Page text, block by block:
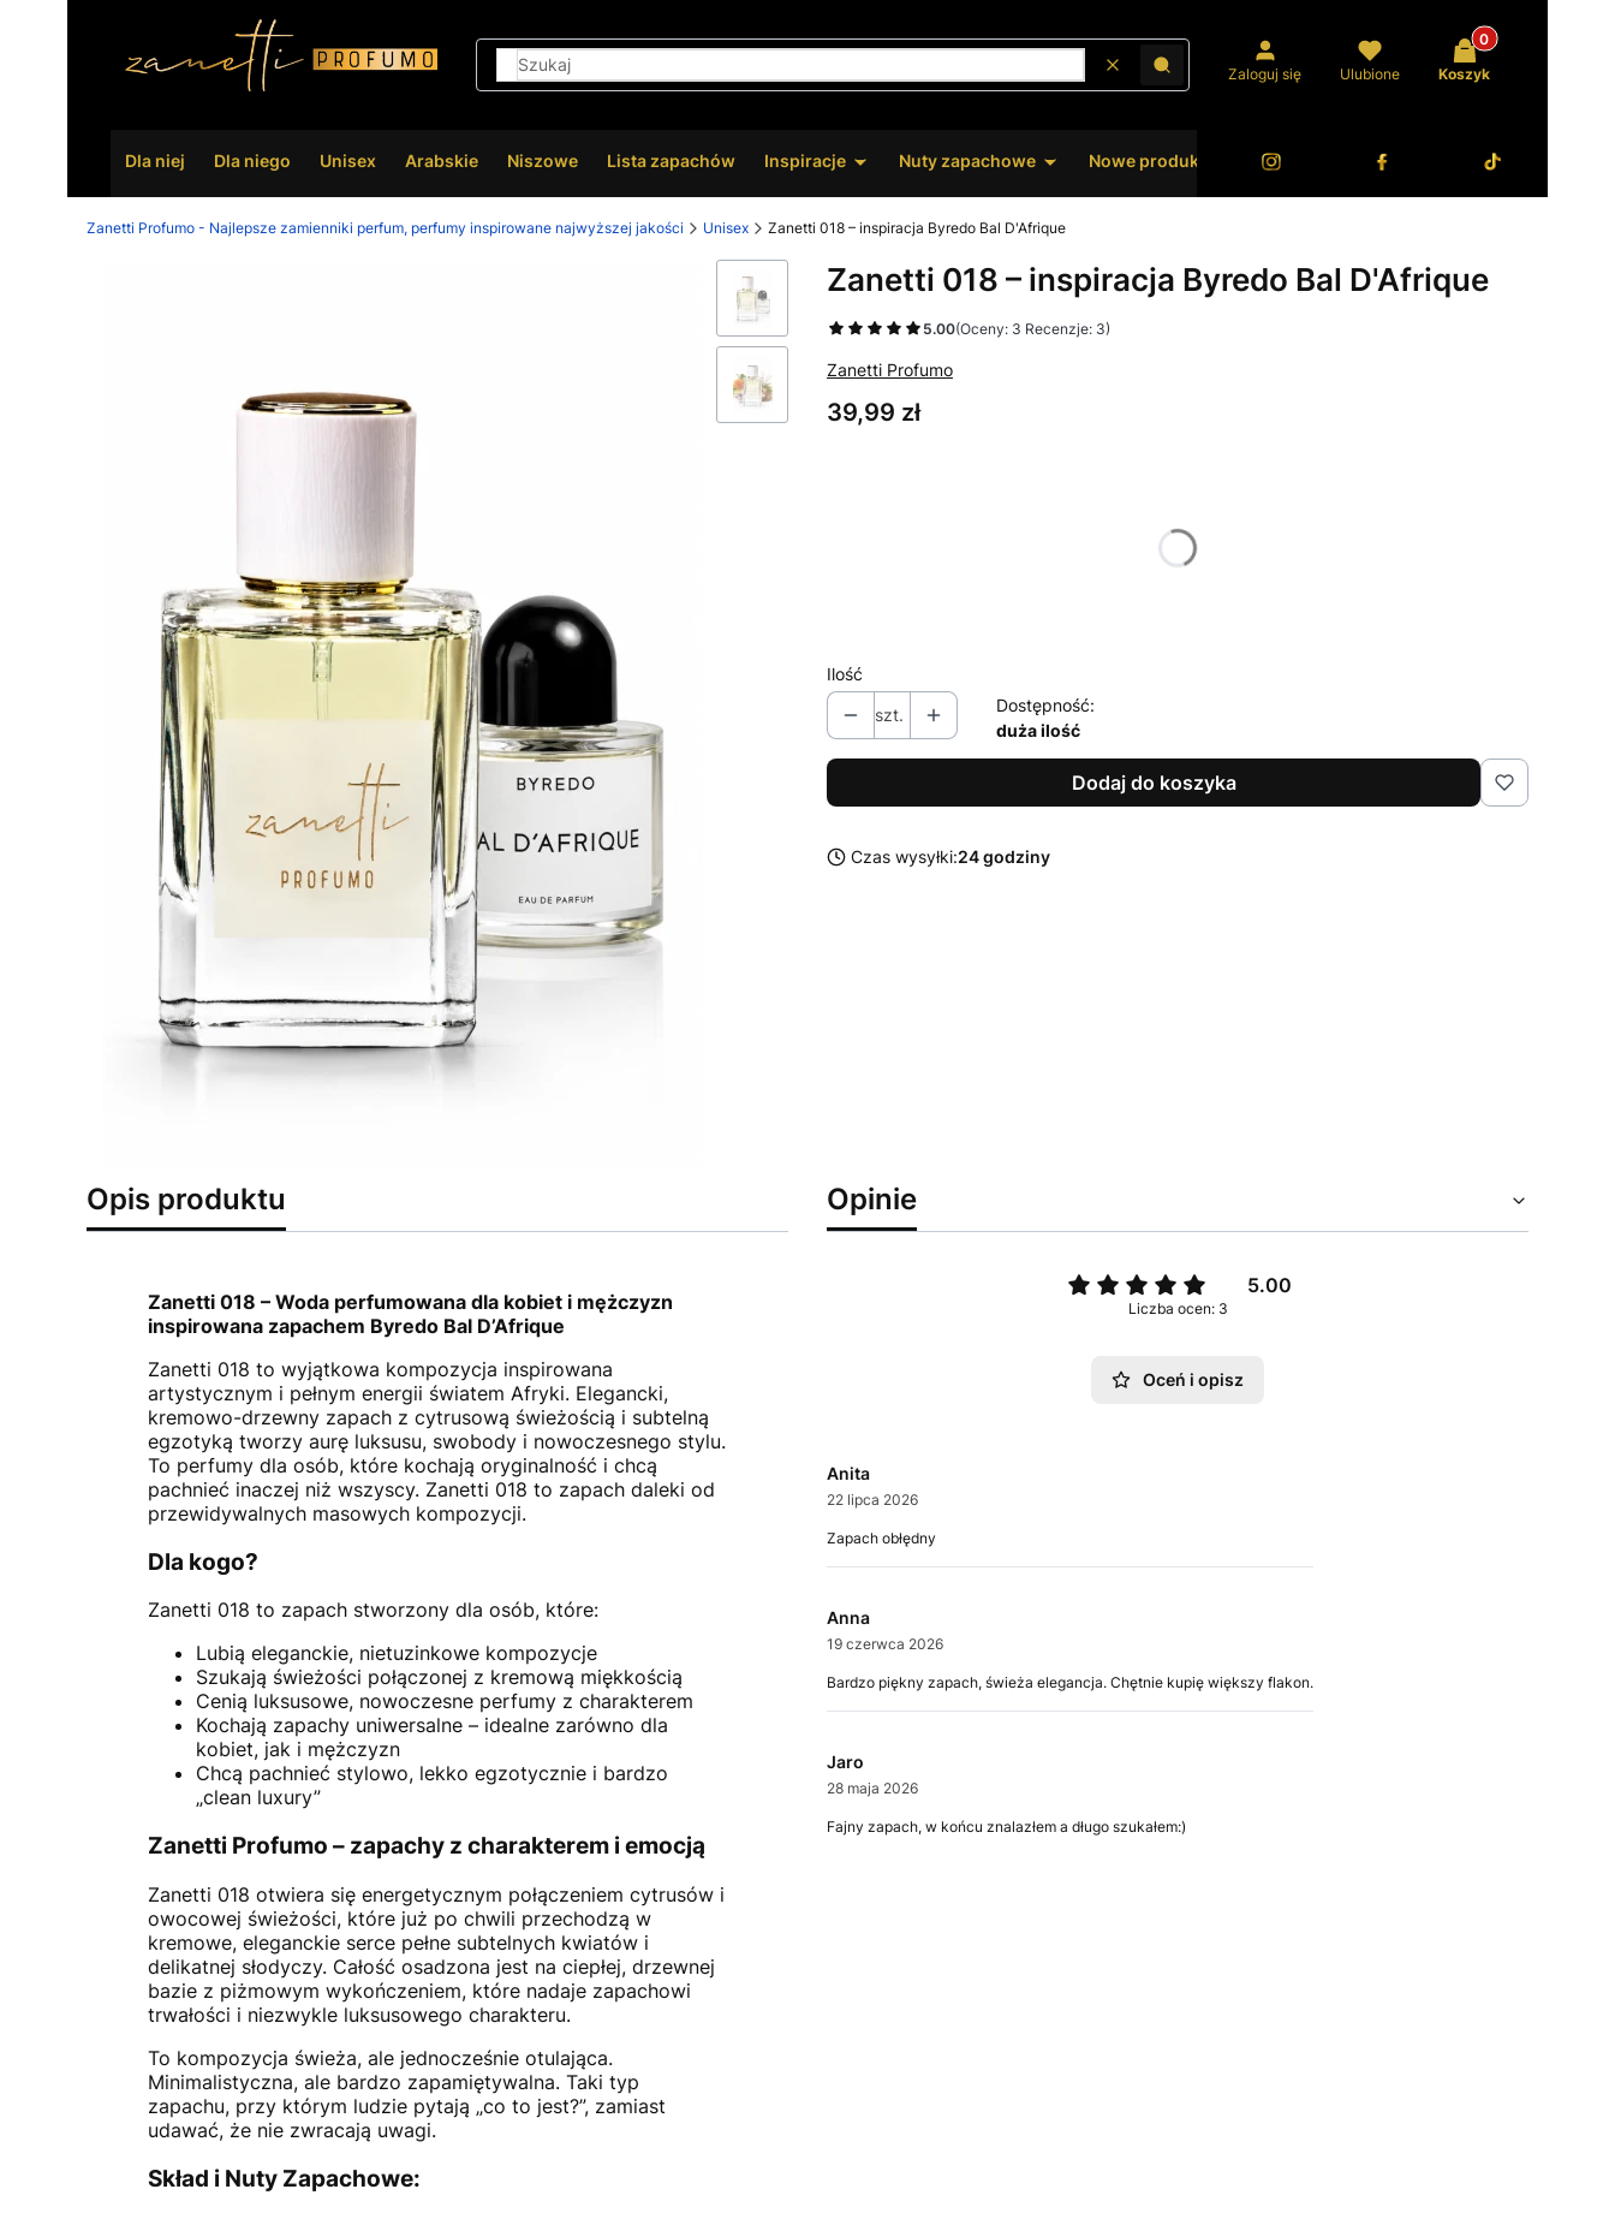
WyczyśćSzukaj Zaloguj się Ulubione
Produkty w
Koszyk
Dla niej Dla niego Unisex Arabskie Niszowe Lista zapachów Inspiracje Nuty zapachowe Nowe produkty Bestsellery
Zanetti Profumo - Najlepsze zamienniki perfum, perfumy inspirowane najwyższej jakości Unisex Zanetti 018 – inspiracja Byredo Bal D'Afrique
Zanetti 018 – inspiracja Byredo Bal D'Afrique
5.00(Oceny: 3 Recenzje: 3)
Zanetti Profumo
Cena
39,99 zł
Ilość
szt.
Dostępność:
duża ilość
Dodaj do koszyka
Czas wysyłki:24 godziny
Opis produktu
Zanetti 018 – Woda perfumowana dla kobiet i mężczyzn
inspirowana zapachem Byredo Bal D’Afrique
Zanetti 018 to wyjątkowa kompozycja inspirowana
artystycznym i pełnym energii światem Afryki. Elegancki,
kremowo-drzewny zapach z cytrusową świeżością i subtelną
egzotyką tworzy aurę luksusu, swobody i nowoczesnego stylu.
To perfumy dla osób, które kochają oryginalność i chcą
pachnieć inaczej niż wszyscy. Zanetti 018 to zapach daleki od
przewidywalnych masowych kompozycji.
Dla kogo?
Zanetti 018 to zapach stworzony dla osób, które:
Lubią eleganckie, nietuzinkowe kompozycje
Szukają świeżości połączonej z kremową miękkością
Cenią luksusowe, nowoczesne perfumy z charakterem
Kochają zapachy uniwersalne – idealne zarówno dla
kobiet, jak i mężczyzn
Chcą pachnieć stylowo, lekko egzotycznie i bardzo
„clean luxury”
Zanetti Profumo – zapachy z charakterem i emocją
Zanetti 018 otwiera się energetycznym połączeniem cytrusów i
owocowej świeżości, które już po chwili przechodzą w
kremowe, eleganckie serce pełne subtelnych kwiatów i
delikatnej słodyczy. Całość osadzona jest na ciepłej, drzewnej
bazie z piżmowym wykończeniem, które nadaje zapachowi
trwałości i niezwykle luksusowego charakteru.
To kompozycja świeża, ale jednocześnie otulająca.
Minimalistyczna, ale bardzo zapamiętywalna. Taki typ
zapachu, przy którym ludzie pytają „co to jest?”, zamiast
udawać, że nie zwracają uwagi.
Skład i Nuty Zapachowe:
Opinie
5.00
Liczba ocen: 3
Oceń i opisz
Anita
22 lipca 2026
Zapach obłędny
Anna
19 czerwca 2026
Bardzo piękny zapach, świeża elegancja. Chętnie kupię większy flakon.
Jaro
28 maja 2026
Fajny zapach, w końcu znalazłem a długo szukałem:)